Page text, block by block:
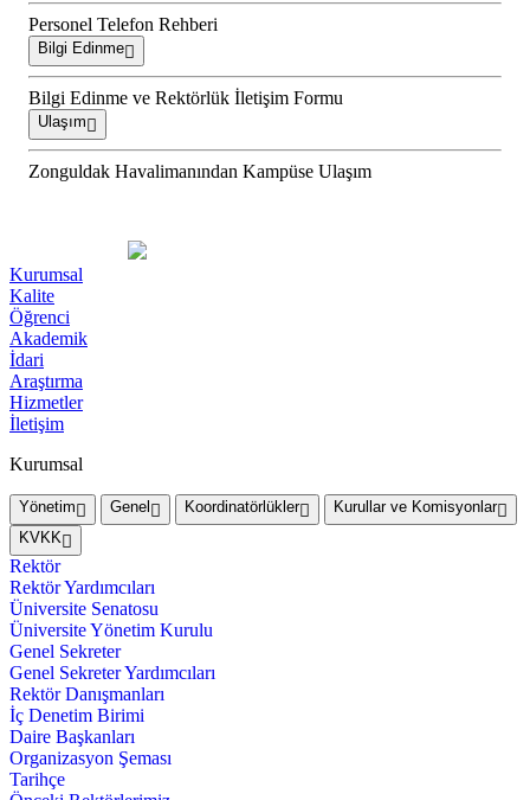
Personel Telefon Rehberi
Bilgi Edinme
Bilgi Edinme ve Rektörlük İletişim Formu
Ulaşım
Zonguldak Havalimanından Kampüse Ulaşım
Kurumsal
Kalite
Öğrenci
Akademik
İdari
Araştırma
Hizmetler
İletişim
Kurumsal
Yönetim Genel Koordinatörlükler
Kurullar ve Komisyonlar
KVKK
Rektör
Rektör Yardımcıları
Üniversite Senatosu
Üniversite Yönetim Kurulu
Genel Sekreter
Genel Sekreter Yardımcıları
Rektör Danışmanları
İç Denetim Birimi
Daire Başkanları
Organizasyon Şeması
Tarihçe